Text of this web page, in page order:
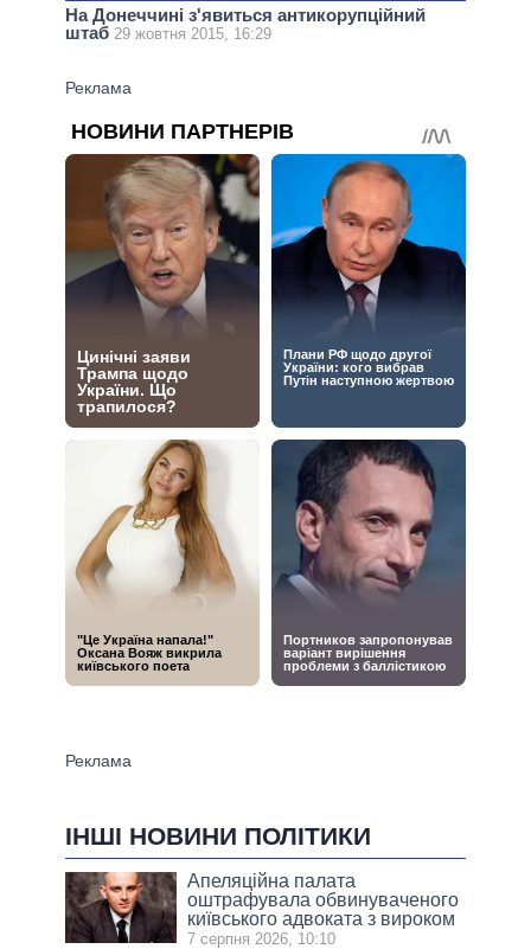
На Донеччині з'явиться антикорупційний
штаб 29 жовтня 2015, 16:29
ІНШІ НОВИНИ ПОЛІТИКИ
Апеляційна палата
оштрафувала обвинуваченого
київського адвоката з вироком
7 серпня 2026, 10:10